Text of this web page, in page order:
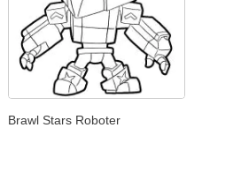
Brawl Stars Roboter